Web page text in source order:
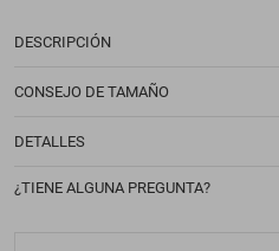
DESCRIPCIÓN
CONSEJO DE TAMAÑO
DETALLES
¿TIENE ALGUNA PREGUNTA?